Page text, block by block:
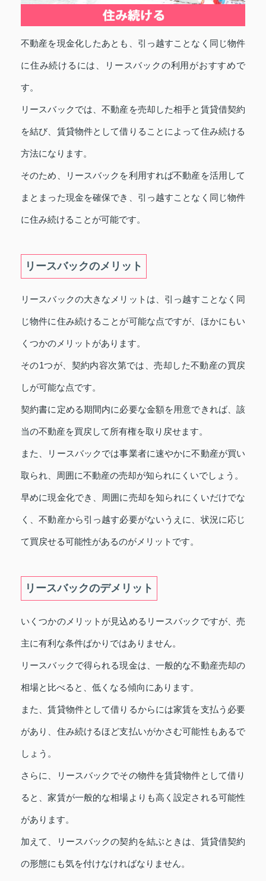
不動産を現金化したあとも、引っ越すことなく同じ物件
に住み続けるには、リースバックの利用がおすすめで
す。
リースバックでは、不動産を売却した相手と賃貸借契約
を結び、賃貸物件として借りることによって住み続ける
方法になります。
そのため、リースバックを利用すれば不動産を活用して
まとまった現金を確保でき、引っ越すことなく同じ物件
に住み続けることが可能です。
リースバックのメリット
リースバックの大きなメリットは、引っ越すことなく同
じ物件に住み続けることが可能な点ですが、ほかにもい
くつかのメリットがあります。
その1つが、契約内容次第では、売却した不動産の買戻
しが可能な点です。
契約書に定める期間内に必要な金額を用意できれば、該
当の不動産を買戻して所有権を取り戻せます。
また、リースバックでは事業者に速やかに不動産が買い
取られ、周囲に不動産の売却が知られにくいでしょう。
早めに現金化でき、周囲に売却を知られにくいだけでな
く、不動産から引っ越す必要がないうえに、状況に応じ
て買戻せる可能性があるのがメリットです。
リースバックのデメリット
いくつかのメリットが見込めるリースバックですが、売
主に有利な条件ばかりではありません。
リースバックで得られる現金は、一般的な不動産売却の
相場と比べると、低くなる傾向にあります。
また、賃貸物件として借りるからには家賃を支払う必要
があり、住み続けるほど支払いがかさむ可能性もあるで
しょう。
さらに、リースバックでその物件を賃貸物件として借り
ると、家賃が一般的な相場よりも高く設定される可能性
があります。
加えて、リースバックの契約を結ぶときは、賃貸借契約
の形態にも気を付けなければなりません。